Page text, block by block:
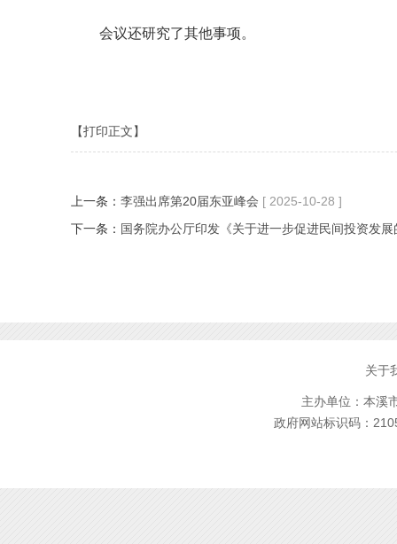
会议还研究了其他事项。
【打印正文】
上一条： 李强出席第20届东亚峰会 [ 2025-10-28 ]
下一条： 国务院办公厅印发《关于进一步促进民间投资发
关于
主办单位：本溪
政府网站标识码：